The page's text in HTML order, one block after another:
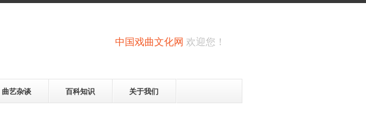
中国戏曲文化网 欢迎您！
曲艺杂谈 百科知识 关于我们